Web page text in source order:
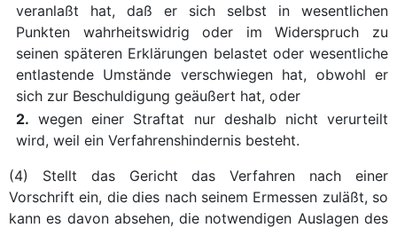
veranlaßt hat, daß er sich selbst in wesentlichen
Punkten wahrheitswidrig oder im Widerspruch zu
seinen späteren Erklärungen belastet oder wesentliche
entlastende Umstände verschwiegen hat, obwohl er
sich zur Beschuldigung geäußert hat, oder
2. wegen einer Straftat nur deshalb nicht verurteilt
wird, weil ein Verfahrenshindernis besteht.
(4) Stellt das Gericht das Verfahren nach einer
Vorschrift ein, die dies nach seinem Ermessen zuläßt, so
kann es davon absehen, die notwendigen Auslagen des